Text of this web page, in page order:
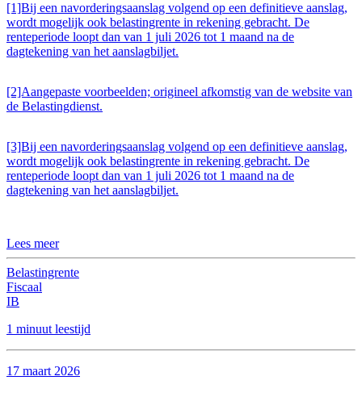
[1]Bij een navorderingsaanslag volgend op een definitieve aanslag,
wordt mogelijk ook belastingrente in rekening gebracht. De
renteperiode loopt dan van 1 juli 2026 tot 1 maand na de
dagtekening van het aanslagbiljet.
[2]Aangepaste voorbeelden; origineel afkomstig van de website van
de Belastingdienst.
[3]Bij een navorderingsaanslag volgend op een definitieve aanslag,
wordt mogelijk ook belastingrente in rekening gebracht. De
renteperiode loopt dan van 1 juli 2026 tot 1 maand na de
dagtekening van het aanslagbiljet.
Lees meer
Belastingrente
Fiscaal
IB
1 minuut leestijd
17 maart 2026